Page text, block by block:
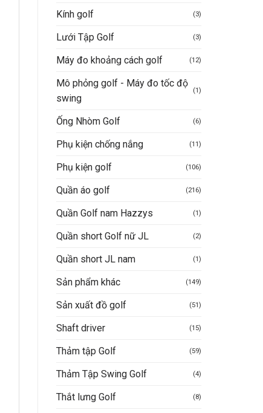
Kính golf (3)
Lưới Tập Golf (3)
Máy đo khoảng cách golf (12)
Mô phỏng golf - Máy đo tốc độ
swing
(1)
Ống Nhòm Golf (6)
Phụ kiện chống nắng (11)
Phụ kiện golf (106)
Quần áo golf (216)
Quần Golf nam Hazzys (1)
Quần short Golf nữ JL (2)
Quần short JL nam (1)
Sản phẩm khác (149)
Sản xuất đồ golf (51)
Shaft driver (15)
Thảm tập Golf (59)
Thảm Tập Swing Golf (4)
Thắt lưng Golf (8)